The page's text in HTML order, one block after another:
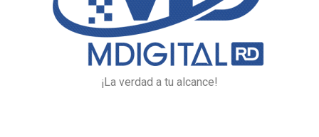
¡La verdad a tu alcance!